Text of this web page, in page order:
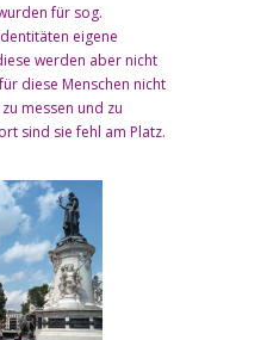
für sog.
eigene
werden aber nicht
diese Menschen nicht
messen und zu
sind sie fehl am Platz.